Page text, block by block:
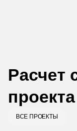
Расчет
проекта
ВСЕ ПРОЕКТЫ